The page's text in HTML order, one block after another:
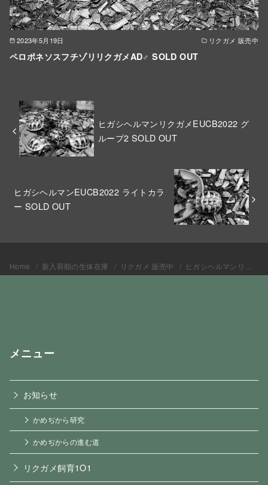
2023年5月19日 リクガメ 販売中
ペロポネソスフチゾリリクガメAD♂ SOLD OUT
ヒガシヘルマンリクガメEUCB2022 グ
ループ2 SOLD OUT
ヒガシヘルマンEUCB2022 ライトカラ
ー SOLD OUT
Home 新入荷順の生体在庫 リクガメ 販売中 ヒガシヘルマンリクガメEUCB2022 ビッグボーイ SOLD OUT
メニュー
お知らせ
かめぢから研究
かめぢからの進む道
リクガメ飼育1O1